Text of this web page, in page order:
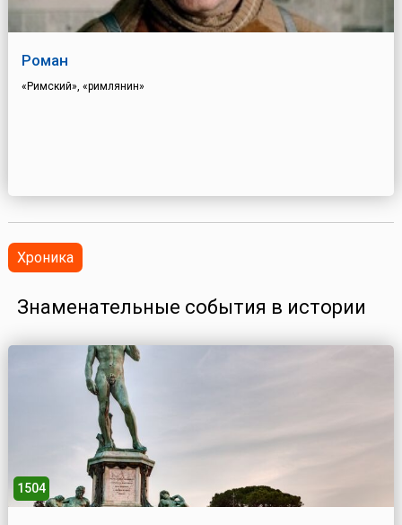
Роман
«Римский», «римлянин»
Хроника
Знаменательные события в истории
1504